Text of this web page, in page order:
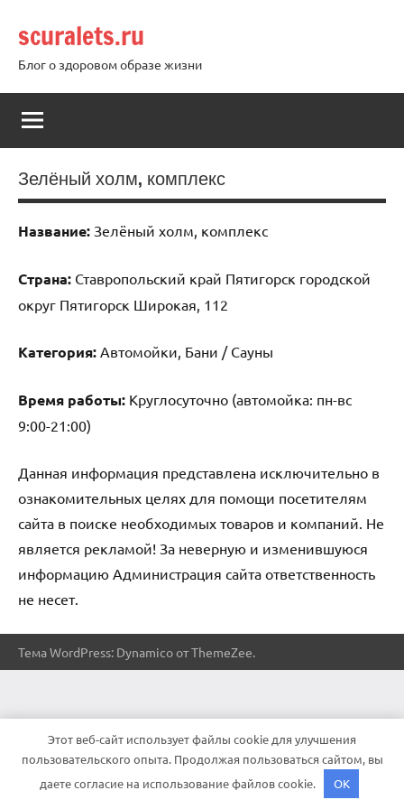
содержимому
scuralets.ru
Блог о здоровом образе жизни
Зелёный холм, комплекс
Название: Зелёный холм, комплекс
Страна: Ставропольский край Пятигорск городской
округ Пятигорск Широкая, 112
Категория: Автомойки, Бани / Сауны
Время работы: Круглосуточно (автомойка: пн-вс
9:00-21:00)
Данная информация представлена исключительно в
ознакомительных целях для помощи посетителям
сайта в поиске необходимых товаров и компаний. Не
является рекламой! За неверную и изменившуюся
информацию Администрация сайта ответственность
не несет.
Тема WordPress: Dynamico от ThemeZee.
Этот веб-сайт использует файлы cookie для улучшения
пользовательского опыта. Продолжая пользоваться сайтом, вы
даете согласие на использование файлов cookie.
OK